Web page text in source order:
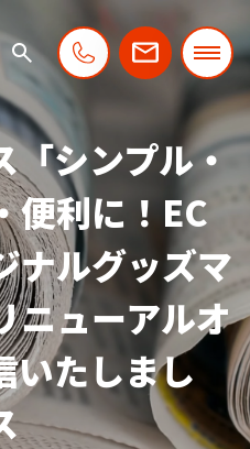
「シンプル・
便利に！EC
ナルグッズマ
ニューアルオ
いたしまし